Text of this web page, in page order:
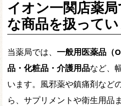
イオン一関店薬
な商品を扱って
当薬局では、 一般用医薬品（
品・化粧品・介護用品など、
います。風邪薬や鎮痛剤など
ら、サプリメントや衛生用品